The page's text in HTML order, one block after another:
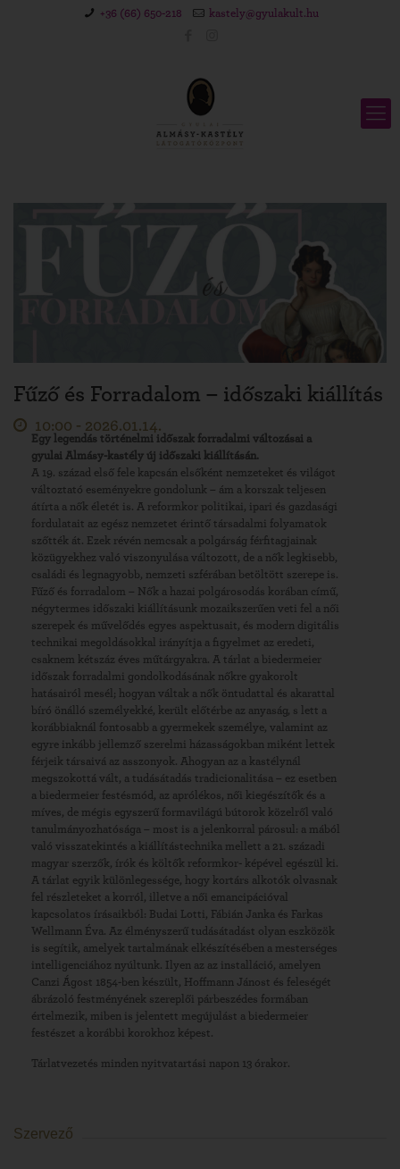
+36 (66) 650-218 kastely@gyulakult.hu
Fűző és Forradalom – időszaki kiállítás
10:00 - 2026.01.14.
Egy legendás történelmi időszak forradalmi változásai a
gyulai Almásy-kastély új időszaki kiállításán.
A 19. század első fele kapcsán elsőként nemzeteket és világot
változtató eseményekre gondolunk – ám a korszak teljesen
átírta a nők életét is. A reformkor politikai, ipari és gazdasági
fordulatait az egész nemzetet érintő társadalmi folyamatok
szőtték át. Ezek révén nemcsak a polgárság férfitagjainak
közügyekhez való viszonyulása változott, de a nők legkisebb,
családi és legnagyobb, nemzeti szférában betöltött szerepe is.
Fűző és forradalom – Nők a hazai polgárosodás korában című,
négytermes időszaki kiállításunk mozaikszerűen veti fel a női
szerepek és művelődés egyes aspektusait, és modern digitális
technikai megoldásokkal irányítja a figyelmet az eredeti,
csaknem kétszáz éves műtárgyakra. A tárlat a biedermeier
időszak forradalmi gondolkodásának nőkre gyakorolt
hatásairól mesél; hogyan váltak a nők öntudattal és akarattal
bíró önálló személyekké, került előtérbe az anyaság, s lett a
korábbiaknál fontosabb a gyermekek személye, valamint az
egyre inkább jellemző szerelmi házasságokban miként lettek
férjeik társaivá az asszonyok. Ahogyan az a kastélynál
megszokottá vált, a tudásátadás tradicionalitása – ez esetben
a biedermeier festésmód, az aprólékos, női kiegészítők és a
míves, de mégis egyszerű formavilágú bútorok közelről való
tanulmányozhatósága – most is a jelenkorral párosul: a mából
való visszatekintés a kiállítástechnika mellett a 21. századi
magyar szerzők, írók és költők reformkor- képével egészül ki.
A tárlat egyik különlegessége, hogy kortárs alkotók olvasnak
fel részleteket a korról, illetve a női emancipációval
kapcsolatos írásaikból: Budai Lotti, Fábián Janka és Farkas
Wellmann Éva. Az élményszerű tudásátadást olyan eszközök
is segítik, amelyek tartalmának elkészítésében a mesterséges
intelligenciához nyúltunk. Ilyen az az installáció, amelyen
Canzi Ágost 1854-ben készült, Hoffmann Jánost és feleségét
ábrázoló festményének szereplői párbeszédes formában
értelmezik, miben is jelentett megújulást a biedermeier
festészet a korábbi korokhoz képest.
Tárlatvezetés minden nyitvatartási napon 13 órakor.
Szervező